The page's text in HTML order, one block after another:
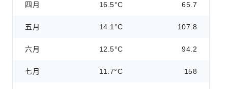
四月 16.5°C 65.7
五月 14.1°C 107.8
六月 12.5°C 94.2
七月 11.7°C 158